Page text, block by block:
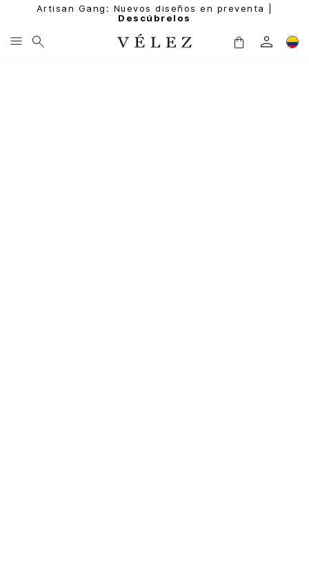
Artisan Gang: Nuevos diseños en preventa |
Descúbrelos